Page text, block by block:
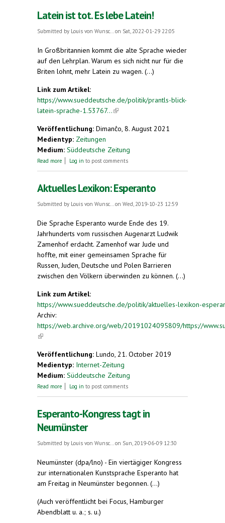
Latein ist tot. Es lebe Latein!
Submitted by Louis von Wunsc... on Sat, 2022-01-29 22:05
In Großbritannien kommt die alte Sprache wieder
auf den Lehrplan. Warum es sich nicht nur für die
Briten lohnt, mehr Latein zu wagen. (...)
Link zum Artikel:
https://www.sueddeutsche.de/politik/prantls-blick-
latein-sprache-1.53767...(link is external)
Veröffentlichung: Dimanĉo, 8. August 2021
Medientyp: Zeitungen
Medium: Süddeutsche Zeitung
Read more about Latein ist tot. Es lebe Latein!
Log in to post comments
Aktuelles Lexikon: Esperanto
Submitted by Louis von Wunsc... on Wed, 2019-10-23 12:59
Die Sprache Esperanto wurde Ende des 19.
Jahrhunderts vom russischen Augenarzt Ludwik
Zamenhof erdacht. Zamenhof war Jude und
hoffte, mit einer gemeinsamen Sprache für
Russen, Juden, Deutsche und Polen Barrieren
zwischen den Völkern überwinden zu können. (...)
Link zum Artikel:
https://www.sueddeutsche.de/politik/aktuelles-lexikon-
Archiv:
https://web.archive.org/web/20191024095809/https://
(link is external)
Veröffentlichung: Lundo, 21. October 2019
Medientyp: Internet-Zeitung
Medium: Süddeutsche Zeitung
Read more about Aktuelles Lexikon: Esperanto
Log in to post comments
Esperanto-Kongress tagt in
Neumünster
Submitted by Louis von Wunsc... on Sun, 2019-06-09 12:30
Neumünster (dpa/lno) - Ein viertägiger Kongress
zur internationalen Kunstsprache Esperanto hat
am Freitag in Neumünster begonnen. (...)
(Auch veröffentlicht bei Focus, Hamburger
Abendblatt u. a.; s. u.)